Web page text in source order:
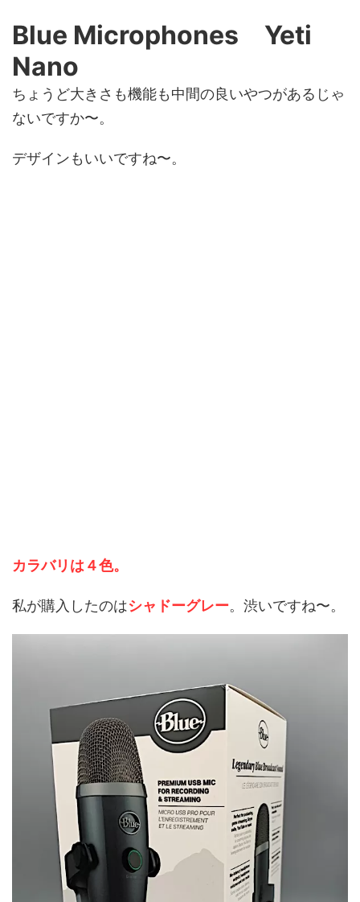
Blue Microphones Yeti
Nano
ちょうど大きさも機能も中間の良いやつがあるじゃ
ないですか〜。
デザインもいいですね〜。
カラバリは４色。
私が購入したのはシャドーグレー。渋いですね〜。